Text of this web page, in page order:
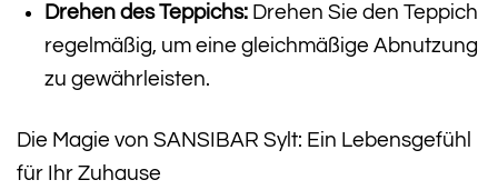
Drehen des Teppichs:Drehen Sie den Teppich
regelmäßig, um eine gleichmäßige Abnutzung
zu gewährleisten.
Die Magie von SANSIBAR Sylt: Ein Lebensgefühl
für Ihr Zuhause